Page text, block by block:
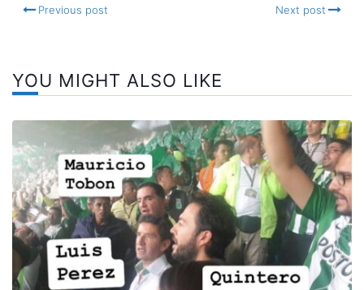
Previous post Next post
YOU MIGHT ALSO LIKE